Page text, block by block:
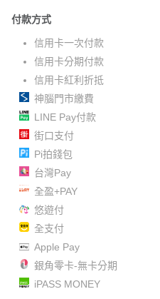
付款方式
信用卡一次付款
信用卡分期付款
信用卡紅利折抵
神腦門市繳費
LINE Pay付款
街口支付
Pi拍錢包
台灣Pay
全盈+PAY
悠遊付
全支付
Apple Pay
銀角零卡-無卡分期
iPASS MONEY